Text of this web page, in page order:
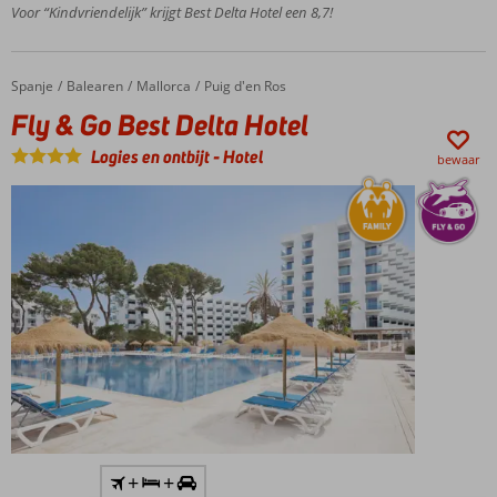
oud
Half-,
of All
Inclusive
mogelijk
Voor “Kindvriendelijk” krijgt Best Delta Hotel een 8,7!
Home
Spanje Balearen Mallorca Puig d'en Ros
Fly & Go Best Delta Hotel
Fly & Go Best Delta Hotel
Logies en ontbijt-Hotel bewaar
+ +